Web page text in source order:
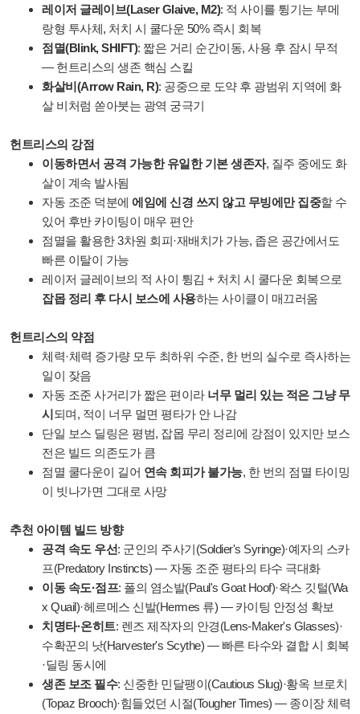
레이저 글레이브(Laser Glaive, M2): 적 사이를 튕기는 부메
랑형 투사체, 처치 시 쿨다운 50% 즉시 회복
점멸(Blink, SHIFT): 짧은 거리 순간이동, 사용 후 잠시 무적
— 헌트리스의 생존 핵심 스킬
화살비(Arrow Rain, R): 공중으로 도약 후 광범위 지역에 화
살 비처럼 쏟아붓는 광역 궁극기
헌트리스의 강점
이동하면서 공격 가능한 유일한 기본 생존자, 질주 중에도 화
살이 계속 발사됨
자동 조준 덕분에 에임에 신경 쓰지 않고 무빙에만 집중할 수
있어 후반 카이팅이 매우 편안
점멸을 활용한 3차원 회피·재배치가 가능, 좁은 공간에서도
빠른 이탈이 가능
레이저 글레이브의 적 사이 튕김 + 처치 시 쿨다운 회복으로
잡몹 정리 후 다시 보스에 사용하는 사이클이 매끄러움
헌트리스의 약점
체력·체력 증가량 모두 최하위 수준, 한 번의 실수로 즉사하는
일이 잦음
자동 조준 사거리가 짧은 편이라 너무 멀리 있는 적은 그냥 무
시되며, 적이 너무 멀면 평타가 안 나감
단일 보스 딜링은 평범, 잡몹 무리 정리에 강점이 있지만 보스
전은 빌드 의존도가 큼
점멸 쿨다운이 길어 연속 회피가 불가능, 한 번의 점멸 타이밍
이 빗나가면 그대로 사망
추천 아이템 빌드 방향
공격 속도 우선: 군인의 주사기(Soldier's Syringe)·예자의 스카
프(Predatory Instincts) — 자동 조준 평타의 타수 극대화
이동 속도·점프: 폴의 염소발(Paul's Goat Hoof)·왁스 깃털(Wa
x Quail)·헤르메스 신발(Hermes 류) — 카이팅 안정성 확보
치명타·온히트: 렌즈 제작자의 안경(Lens-Maker's Glasses)·
수확꾼의 낫(Harvester's Scythe) — 빠른 타수와 결합 시 회복
·딜링 동시에
생존 보조 필수: 신중한 민달팽이(Cautious Slug)·황옥 브로치
(Topaz Brooch)·힘들었던 시절(Tougher Times) — 종이장 체력